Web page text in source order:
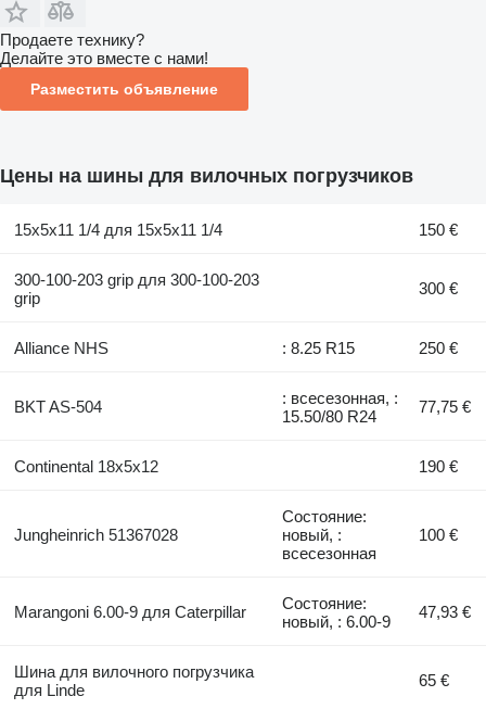
Продаете технику?
Делайте это вместе с нами!
Разместить объявление
Цены на шины для вилочных погрузчиков
15x5x11 1/4 для 15x5x11 1/4 150 €
300-100-203 grip для 300-100-203
grip
300 €
Alliance NHS : 8.25 R15 250 €
BKT AS-504
: всесезонная, :
15.50/80 R24
77,75 €
Continental 18x5x12 190 €
Jungheinrich 51367028
Состояние:
новый, :
всесезонная
100 €
Marangoni 6.00-9 для Caterpillar
Состояние:
новый, : 6.00-9
47,93 €
Шина для вилочного погрузчика
для Linde
65 €